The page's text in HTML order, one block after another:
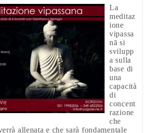
La
meditaz
ione
vipassa
nā si
svilupp
a sulla
base di
una
capacità
di
concent
razione
che
allenata e che sarà fondamentale